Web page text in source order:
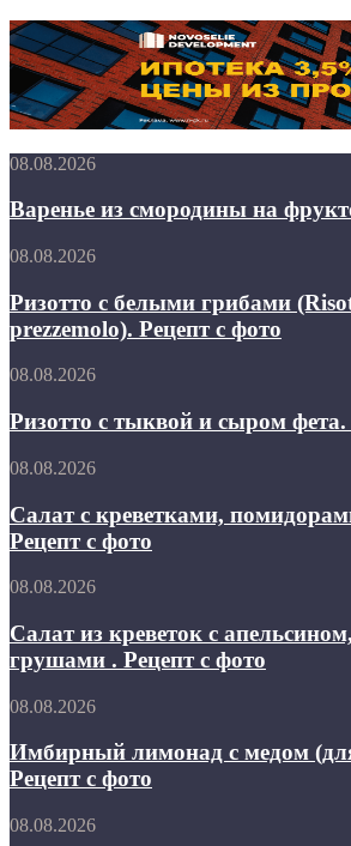
Варенье
смородины
фруктозе
08.08.2026
Варенье из смородины на
Ризотто
белыми
грибами
(Risotto
funghi
prezzemolo).
с
08.08.2026
Ризотто с белыми грибами
prezzemolo). Рецепт с фото
Ризотто
тыквой
и
сыром
фета.
Рецепт
с
фото
08.08.2026
Ризотто с тыквой и сыром фета.
Салат
креветками,
помидорами
и
Рецепт
фото
08.08.2026
Салат с креветками,
Рецепт с фото
Салат
креветок
с
апельсином,
и
.
Рецепт
фото
08.08.2026
Салат из креветок с
грушами . Рецепт с фото
Имбирный
с
медом
(для
Рецепт
08.08.2026
Имбирный лимонад с медом
Рецепт с фото
Газировка
08.08.2026